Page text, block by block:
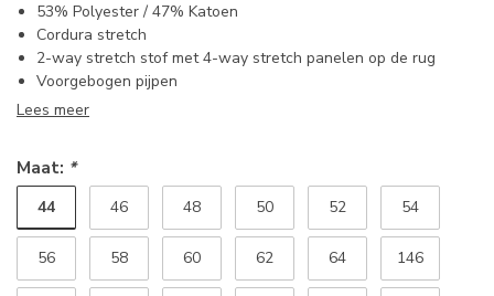
53% Polyester / 47% Katoen
Cordura stretch
2-way stretch stof met 4-way stretch panelen op de rug
Voorgebogen pijpen
Lees meer
Maat: *
44 46 48 50 52 54
56 58 60 62 64 146